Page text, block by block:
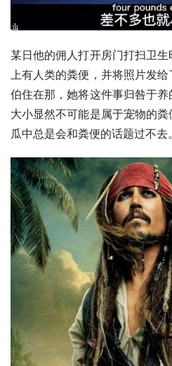
某日他的佣人打开房门打扫卫
上有人类的粪便，并将照片发
伯住在那，她将这件事归咎于
大小显然不可能是属于宠物的
瓜中总是会和粪便的话题过不去。